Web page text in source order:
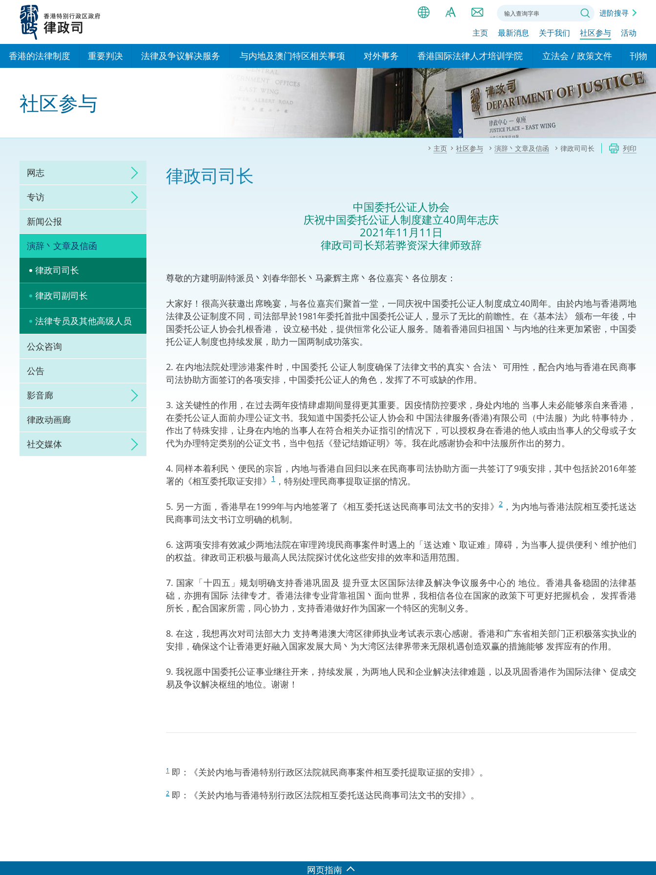
内
简
EN
Bahasa Indonesia (印尼语)
हिन्दी (印度语)
नेपाली (尼泊尔语)
ਪੰਜਾਬੀ (旁遮普语)
اردو (乌尔都语)
Tiếng Việt (越南语)
A
A
进阶搜寻
主页 最新消息 关于我们 社区参与 活动
香港的法律制度 重要判决 法律及争议解决服务
诉讼
网上争议解决及法律科技
体育争议解决先导计划
能力建设
法律枢纽
促成交易和争议解决服务中心
与内地及澳门特区相关事项
与内地有关的安排
香港与内地相互认可和执行民
商事案件判决的安排
关于建立更紧密经贸关系的安
与内地有关的项目及合作安排
对外事务
国际政府机构在香港设立办事
处或运作
多边协定
其他协定
香港国际法律人才培训学院
我们的学院
我们的专家委员会
我们的办公室
我们的培训课程和能力建设项
我们的年度回顾 2024-2025
立法会 / 政策文件
现行政策措施
政策文件
特别财务委员会
刊物
基本
民事
相互
一般
社区参与
主页 社区参与 演辞丶文章及信函 律政司司长 列印
网志
专访
新闻公报
演辞丶文章及信函
律政司司长
律政司副司长
法律专员及其他高级人员
公众咨询
公告
影音廊
律政动画廊
社交媒体
律政司司长
​​中国委托公证人协会
庆祝中国委托公证人制度建立40周年志庆
2021年11月11日
律政司司长郑若骅资深大律师致辞
尊敬的方建明副特派员丶刘春华部长丶马豪辉主席丶各位嘉宾丶各位朋友：
大家好！很高兴获邀出席晚宴，与各位嘉宾们聚首一堂，一同庆祝中国委托公证人制度成立40周年。由於内地与香港两地
法律及公证制度不同，司法部早於1981年委托首批中国委托公证人，显示了无比的前瞻性。在《基本法》 颁布一年後，中
国委托公证人协会扎根香港， 设立秘书处，提供恒常化公证人服务。随着香港回归祖国丶与内地的往来更加紧密，中国委
托公证人制度也持续发展，助力一国两制成功落实。
2. 在内地法院处理涉港案件时，中国委托 公证人制度确保了法律文书的真实丶合法丶 可用性，配合内地与香港在民商事
司法协助方面签订的各项安排，中国委托公证人的角色，发挥了不可或缺的作用。
3. 这关键性的作用，在过去两年疫情肆虐期间显得更其重要。因疫情防控要求，身处内地的 当事人未必能够亲自来香港，
在委托公证人面前办理公证文书。我知道中国委托公证人协会和 中国法律服务(香港)有限公司（中法服）为此 特事特办，
作出了特殊安排，让身在内地的当事人在符合相关办证指引的情况下，可以授权身在香港的他人或由当事人的父母或子女
代为办理特定类别的公证文书，当中包括《登记结婚证明》等。我在此感谢协会和中法服所作出的努力。
4. 同样本着利民丶便民的宗旨，内地与香港自回归以来在民商事司法协助方面一共签订了9项安排，其中包括於2016年签
署的《相互委托取证安排》
1 ，特别处理民商事提取证据的情况。
5. 另一方面，香港早在1999年与内地签署了《相互委托送达民商事司法文书的安排》2，为内地与香港法院相互委托送达
民商事司法文书订立明确的机制。
6. 这两项安排有效减少两地法院在审理跨境民商事案件时遇上的「送达难丶取证难」障碍，为当事人提供便利丶维护他们
的权益。律政司正积极与最高人民法院探讨优化这些安排的效率和适用范围。
7. 国家「十四五」规划明确支持香港巩固及 提升亚太区国际法律及解决争议服务中心的 地位。香港具备稳固的法律基
础，亦拥有国际 法律专才。香港法律专业背靠祖国丶面向世界，我相信各位在国家的政策下可更好把握机会， 发挥香港
所长，配合国家所需，同心协力，支持香港做好作为国家一个特区的宪制义务。
8. 在这，我想再次对司法部大力 支持粤港澳大湾区律师执业考试表示衷心感谢。香港和广东省相关部门正积极落实执业的
安排，确保这个让香港更好融入国家发展大局丶为大湾区法律界带来无限机遇创造双赢的措施能够 发挥应有的作用。
9. 我祝愿中国委托公证事业继往开来，持续发展，为两地人民和企业解决法律难题，以及巩固香港作为国际法律丶促成交
易及争议解决枢纽的地位。谢谢！
1 即：《关於内地与香港特别行政区法院就民商事案件相互委托提取证据的安排》。
2 即：《关於内地与香港特别行政区法院相互委托送达民商事司法文书的安排》。
网页指南